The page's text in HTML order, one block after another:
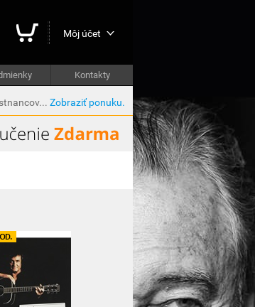
Môj účet
Kontakty
Zobraziť ponuku.